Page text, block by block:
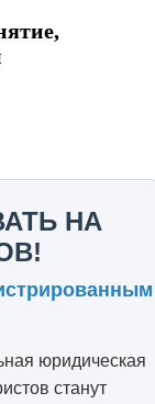
НА
юридическая
станут